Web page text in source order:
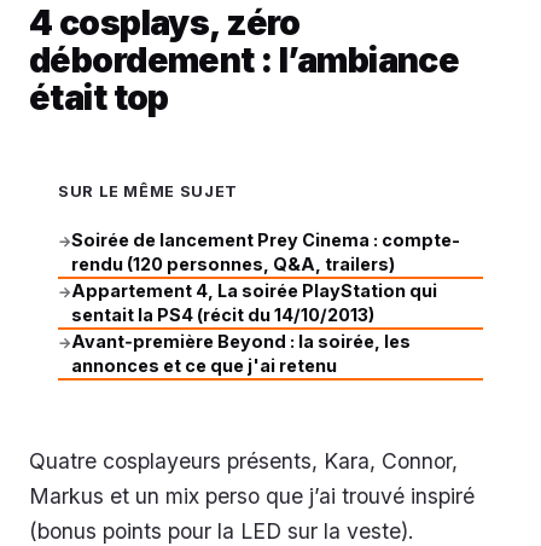
4 cosplays, zéro
débordement : l’ambiance
était top
SUR LE MÊME SUJET
→Soirée de lancement Prey Cinema : compte-
rendu (120 personnes, Q&A, trailers)
→Appartement 4, La soirée PlayStation qui
sentait la PS4 (récit du 14/10/2013)
→Avant‑première Beyond : la soirée, les
annonces et ce que j'ai retenu
Quatre cosplayeurs présents, Kara, Connor,
Markus et un mix perso que j’ai trouvé inspiré
(bonus points pour la LED sur la veste).